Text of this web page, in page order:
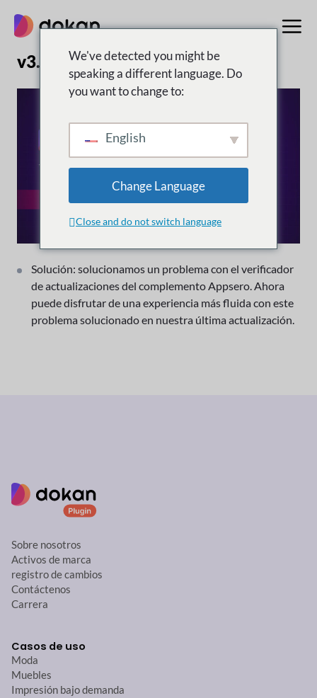
contenido
v3.9.8 | 12 de enero de 2024
Solución: solucionamos un problema con el verificador
de actualizaciones del complemento Appsero. Ahora
puede disfrutar de una experiencia más fluida con este
problema solucionado en nuestra última actualización.
Sobre nosotros
Activos de marca
registro de cambios
Contáctenos
Carrera
Casos de uso
Moda
Muebles
Impresión bajo demanda
We've detected you might be
speaking a different language. Do
you want to change to:
English
Change Language
Close and do not switch language